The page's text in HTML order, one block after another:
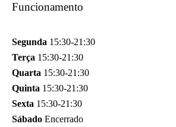
Funcionamento
Segunda 15:30-21:30
Terça 15:30-21:30
Quarta 15:30-21:30
Quinta 15:30-21:30
Sexta 15:30-21:30
Sábado Encerrado